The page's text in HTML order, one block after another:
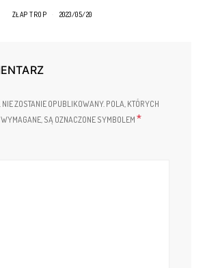
ZŁAP TROP 2023/05/20
ZOSTANIE OPUBLIKOWANY. POLA, KTÓRYCH
SĄ OZNACZONE SYMBOLEM *